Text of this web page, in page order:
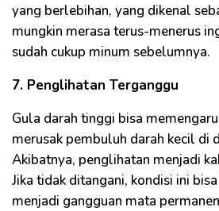
yang berlebihan, yang dikenal
mungkin merasa terus-menerus
sudah cukup minum sebelumnya.
7. Penglihatan Terganggu
Gula darah tinggi bisa
merusak pembuluh darah kecil di
Akibatnya, penglihatan menjadi
Jika tidak ditangani, kondisi ini
menjadi gangguan mata